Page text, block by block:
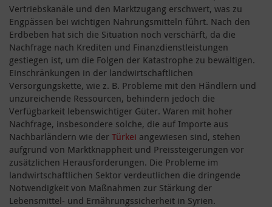
Vertriebskanäle und den Marktzugang erschwert, was zu
Engpässen bei wichtigen Nahrungsmitteln führt. Nach den
Erdbeben hat sich die Situation noch verschärft, da die
Nachfrage nach Krediten und Finanzdienstleistungen
gestiegen ist, um die Folgen der Katastrophe zu bewältigen.
Einschränkungen in der landwirtschaftlichen
Versorgungskette, wie z. B. Probleme mit den Händlern und
unzureichende Ressourcen, behindern jedoch die
Verfügbarkeit lebenswichtiger Güter. Waren mit hoher
Nachfrage, insbesondere solche, die auf Importe aus
Nachbarländern wie der Türkei angewiesen sind, stehen
aufgrund von Marktknappheit und Preissteigerungen vor
zusätzlichen Herausforderungen. Die Probleme im
landwirtschaftlichen Sektor verdeutlichen die dringende
Notwendigkeit von Maßnahmen zur Stärkung der
Lebensmittel- und Ernährungssicherheit in Syrien.